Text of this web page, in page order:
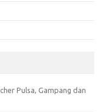
Pulsa, Gampang dan